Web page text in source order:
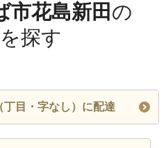
市花島新田 の
探す
目・字なし）に配達